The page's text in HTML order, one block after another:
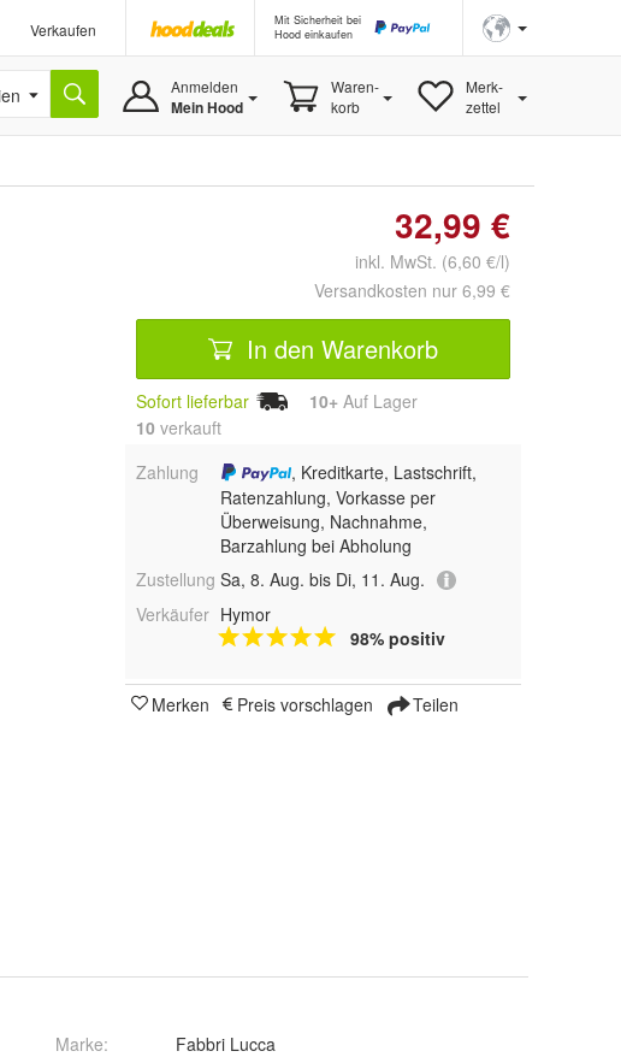
Verkaufen
Mit Sicherheit bei
Hood einkaufen
Anmelden
Mein Hood
Waren-
korb
Merk-
zettel
32,99 €
inkl. MwSt. (6,60 €/l)
Versandkosten nur 6,99 €
In den Warenkorb
Sofort lieferbar 10+ Auf Lager
10 verkauft
Zahlung
, Kreditkarte, Lastschrift,
Ratenzahlung, Vorkasse per
Überweisung, Nachnahme,
Barzahlung bei Abholung
Zustellung Sa, 8. Aug. bis Di, 11. Aug.
Verkäufer Hymor
98% positiv
Merken Preis vorschlagen Teilen
Marke: Fabbri Lucca